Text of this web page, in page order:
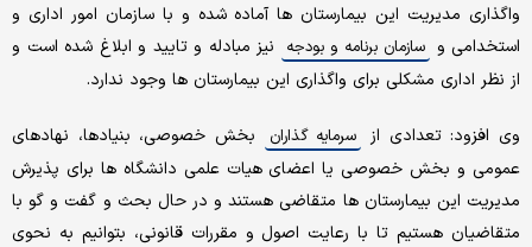
واگذاری مدیریت این بیمارستان ها آماده شده و با سازمان امور اداری و
استخدامی و سازمان برنامه و بودجه نیز مبادله و تایید و ابلاغ شده است و
از نظر اداری مشکلی برای واگذاری این بیمارستان ها وجود ندارد.
وی افزود: تعدادی از سرمایه گذاران
بخش خصوصی، بنیادها، نهادهای
عمومی و بخش خصوصی یا اعضای هیات علمی دانشگاه ها برای پذیرش
مدیریت این بیمارستان ها متقاضی هستند و در حال بحث و گفت و گو با
متقاضیان هستیم تا با رعایت اصول و مقررات قانونی، بتوانیم به نحوی